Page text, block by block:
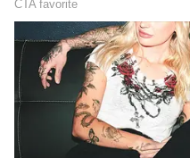
Image Credit :Social Media
చరణ్ పొరపాటు...
అయితే, ఈ ఈవెంట్ లో
హోస్ట్ అడిగిన ప్రశ్నకు